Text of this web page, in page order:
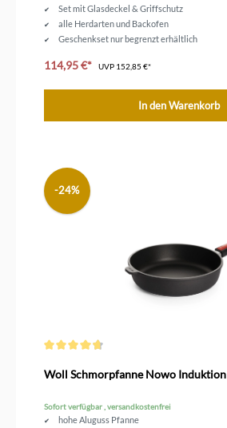
Set mit Glasdeckel & Griffschutz
alle Herdarten und Backofen
Geschenkset nur begrenzt erhältlich
114,95 €* UVP 152,85 €*
In den Warenkorb
-24%
Woll Schmorpfanne Nowo Induktion
Sofort verfügbar , versandkostenfrei
hohe Aluguss Pfanne